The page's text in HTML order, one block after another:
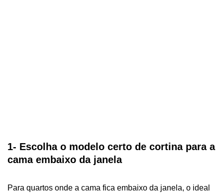
1- Escolha o modelo certo de cortina para a
cama embaixo da janela
Para quartos onde a cama fica embaixo da janela, o ideal